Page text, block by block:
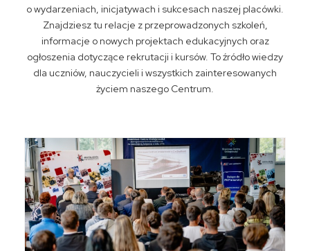
o wydarzeniach, inicjatywach i sukcesach naszej placówki.
Znajdziesz tu relacje z przeprowadzonych szkoleń,
informacje o nowych projektach edukacyjnych oraz
ogłoszenia dotyczące rekrutacji i kursów. To źródło wiedzy
dla uczniów, nauczycieli i wszystkich zainteresowanych
życiem naszego Centrum.